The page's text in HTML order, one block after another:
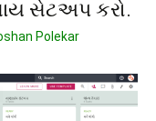
સેટઅપ કરો.
Polekar